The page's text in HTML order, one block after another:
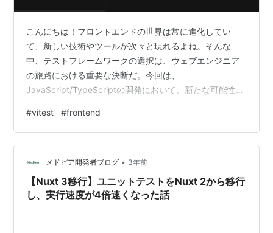
こんにちは！フロントエンドの世界は常に進化してい
て、新しい技術やツールが次々と現れるよね。そんな
中、テストフレームワークの選択は、ウェブエンジニア
の旅路における重要な決断だ。今回は、
JavaScript/TypeScriptの開発において、新たな可能性を
Jestに似ているけど、さらにいくつかの特長を備えた
Vitest。この記事では、Vitestの導入から基本的な使い
方、さらには発展的な機能までを掘り下げていくよ。こ
れからVitestの航海に出る君たちに、少しでも役立つ情報
を提供できればと思ってる。 本記事は、Next.jsとの連携
やVit…
#vitest #frontend
メドピア開発者ブログ • 3年前
【Nuxt 3移行】ユニットテストをNuxt 2から移行
し、実行速度が4倍速くなった話